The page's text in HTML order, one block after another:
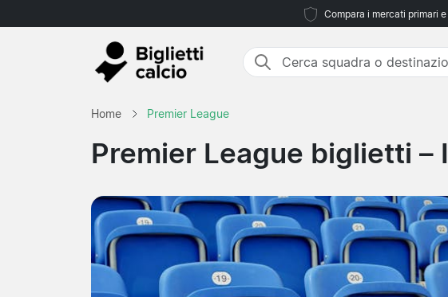
Compara i mercati primari
Home Premier League
Premier League biglietti –